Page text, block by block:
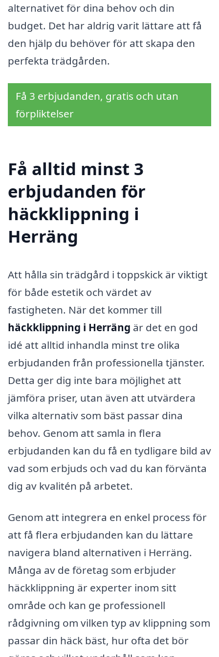
alternativet för dina behov och din
budget. Det har aldrig varit lättare att få
den hjälp du behöver för att skapa den
perfekta trädgården.
Få 3 erbjudanden, gratis och utan
förpliktelser
Få alltid minst 3
erbjudanden för
häckklippning i
Herräng
Att hålla sin trädgård i toppskick är viktigt
för både estetik och värdet av
fastigheten. När det kommer till
häckklippning i Herräng är det en god
idé att alltid inhandla minst tre olika
erbjudanden från professionella tjänster.
Detta ger dig inte bara möjlighet att
jämföra priser, utan även att utvärdera
vilka alternativ som bäst passar dina
behov. Genom att samla in flera
erbjudanden kan du få en tydligare bild av
vad som erbjuds och vad du kan förvänta
dig av kvalitén på arbetet.
Genom att integrera en enkel process för
att få flera erbjudanden kan du lättare
navigera bland alternativen i Herräng.
Många av de företag som erbjuder
häckklippning är experter inom sitt
område och kan ge professionell
rådgivning om vilken typ av klippning som
passar din häck bäst, hur ofta det bör